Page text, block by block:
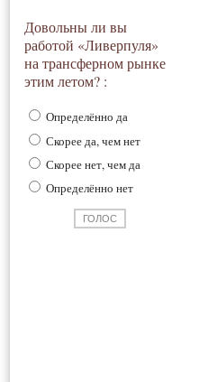
Довольны ли вы
работой «Ливерпуля»
на трансферном рынке
этим летом? :
Определённо да
Скорее да, чем нет
Скорее нет, чем да
Определённо нет